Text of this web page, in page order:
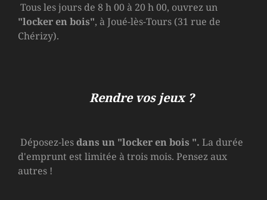
Tous les jours de 8 h 00 à 20 h 00, ouvrez un
"locker en bois", à Joué-lès-Tours (31 rue de
Chérizy).
Rendre vos jeux ?
Déposez-lesdans un "locker en bois ". La durée
d'emprunt est limitée à trois mois. Pensez aux
autres !